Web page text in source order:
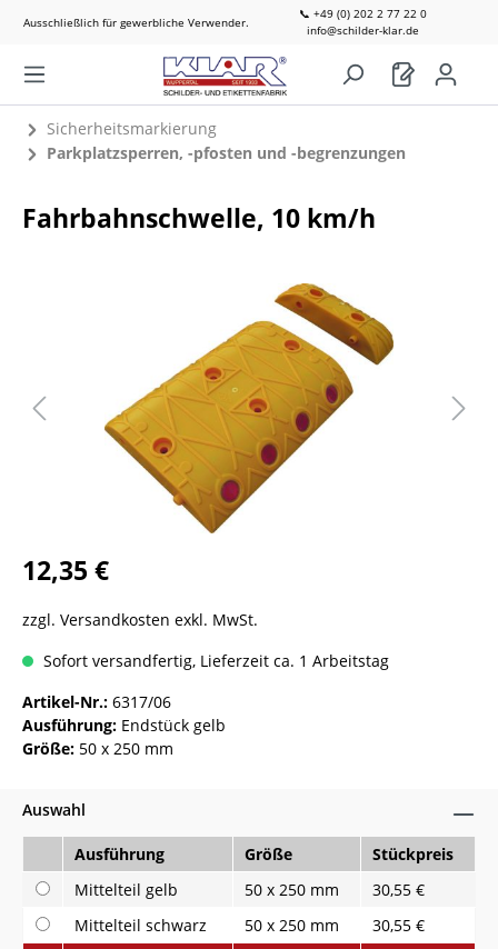
Ausschließlich für gewerbliche Verwender.
📞 +49 (0) 202 2 77 22 0
info@schilder-klar.de
Sicherheitsmarkierung
Parkplatzsperren, -pfosten und -begrenzungen
Fahrbahnschwelle, 10 km/h
12,35 €
zzgl. Versandkosten exkl. MwSt.
Sofort versandfertig, Lieferzeit ca. 1 Arbeitstag
Artikel-Nr.: 6317/06
Ausführung: Endstück gelb
Größe: 50 x 250 mm
Auswahl
Ausführung Größe
Stückpreis
Mittelteil gelb
50 x 250 mm
30,55 €
Mittelteil schwarz
50 x 250 mm
30,55 €